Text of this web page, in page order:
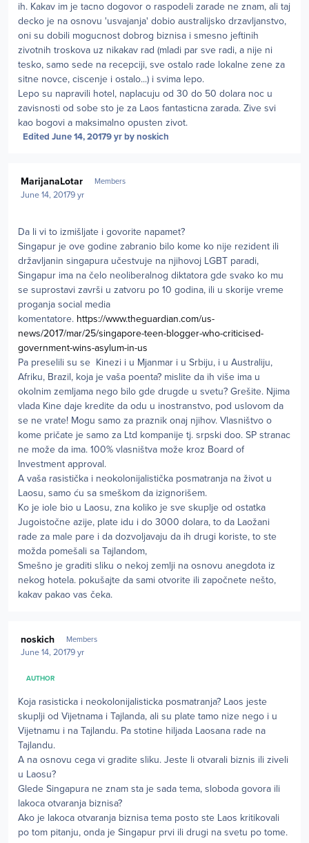
ih. Kakav im je tacno dogovor o raspodeli zarade ne znam, ali taj
decko je na osnovu 'usvajanja' dobio australijsko drzavljanstvo,
oni su dobili mogucnost dobrog biznisa i smesno jeftinih
zivotnih troskova uz nikakav rad (mladi par sve radi, a nije ni
tesko, samo sede na recepciji, sve ostalo rade lokalne zene za
sitne novce, ciscenje i ostalo...) i svima lepo.
Lepo su napravili hotel, naplacuju od 30 do 50 dolara noc u
zavisnosti od sobe sto je za Laos fantasticna zarada. Zive svi
kao bogovi a maksimalno opusten zivot.
Edited June 14, 20179 yrby noskich
MarijanaLotar Members
June 14, 20179 yr
Da li vi to izmišljate i govorite napamet?
Singapur je ove godine zabranio bilo kome ko nije rezident ili
državljanin singapura učestvuje na njihovoj LGBT paradi,
Singapur ima na čelo neoliberalnog diktatora gde svako ko mu
se suprostavi završi u zatvoru po 10 godina, ili u skorije vreme
proganja social media
komentatore. https://www.theguardian.com/us-
news/2017/mar/25/singapore-teen-blogger-who-criticised-
government-wins-asylum-in-us
Pa preselili su se Kinezi i u Mjanmar i u Srbiju, i u Australiju,
Afriku, Brazil, koja je vaša poenta? mislite da ih više ima u
okolnim zemljama nego bilo gde drugde u svetu? Grešite. Njima
vlada Kine daje kredite da odu u inostranstvo, pod uslovom da
se ne vrate! Mogu samo za praznik onaj njihov. Vlasništvo o
kome pričate je samo za Ltd kompanije tj. srpski doo. SP stranac
ne može da ima. 100% vlasništva može kroz Board of
Investment approval.
A vaša rasistička i neokolonijalistička posmatranja na život u
Laosu, samo ću sa smeškom da izignorišem.
Ko je iole bio u Laosu, zna koliko je sve skuplje od ostatka
Jugoistočne azije, plate idu i do 3000 dolara, to da Laožani
rade za male pare i da dozvoljavaju da ih drugi koriste, to ste
možda pomešali sa Tajlandom,
Smešno je graditi sliku o nekoj zemlji na osnovu anegdota iz
nekog hotela. pokušajte da sami otvorite ili započnete nešto,
kakav pakao vas čeka.
noskich Members
June 14, 20179 yr
AUTHOR
Koja rasisticka i neokolonijalisticka posmatranja? Laos jeste
skuplji od Vijetnama i Tajlanda, ali su plate tamo nize nego i u
Vijetnamu i na Tajlandu. Pa stotine hiljada Laosana rade na
Tajlandu.
A na osnovu cega vi gradite sliku. Jeste li otvarali biznis ili ziveli
u Laosu?
Glede Singapura ne znam sta je sada tema, sloboda govora ili
lakoca otvaranja biznisa?
Ako je lakoca otvaranja biznisa tema posto ste Laos kritikovali
po tom pitanju, onda je Singapur prvi ili drugi na svetu po tome.